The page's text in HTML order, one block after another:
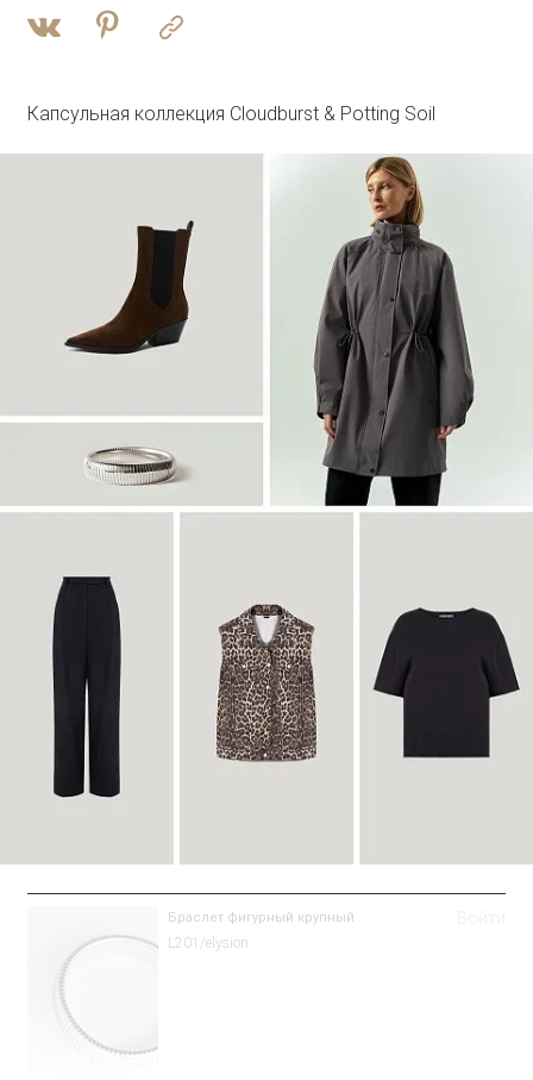
Полупальто из шерсти с отстегивающимся
капюшоном
Платье-рубашка макси с принтом
PL1644/haku
SALE
Лонгслив из 100% хлопка
SALE
Войти
Капсульная коллекция Cloudburst & Potting Soil
Браслет фигурный крупный
L201/elysion
Войти